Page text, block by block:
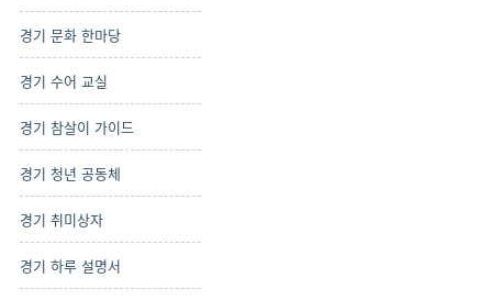
경기 문화 한마당
경기 수어 교실
경기 참살이 가이드
경기 청년 공동체
경기 취미상자
경기 하루 설명서